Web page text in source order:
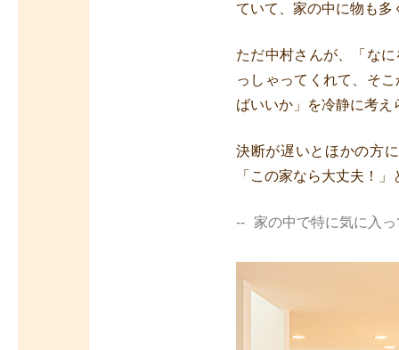
ていて、家の中に物も多
ただ中村さんが、「な
っしゃってくれて、そ
ばいいか」を冷静に考
決断が遅いとほかの方
「この家なら大丈夫！
家の中で特に気に入